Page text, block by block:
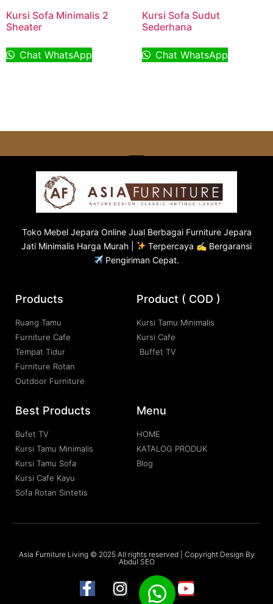
Kursi Sofa Minimalis 2
Sheater
Chat WhatsApp
Kursi Sofa Sudut
Sederhana
Chat WhatsApp
Toko Mebel Jepara Online Jual Berbagai Furniture Jepara
Jati Minimalis Harga Murah |
Terpercaya ✍ Bergaransi
Pengiriman Cepat.
Products
Ruang Tamu
Furniture Cafe
Tempat Tidur
Furniture Rotan
Outdoor Furniture
Product ( COD )
Kursi Tamu Minimalis
Kursi Cafe
Buffet TV
Best Products
Bufet TV
Kursi Tamu Minimalis
Kursi Tamu Sofa
Kursi Cafe Kayu
Sofa Rotan Sintetis
Menu
HOME
KATALOG PRODUK
Blog
Asia Furniture Living © 2025 All rights reserved | Copyright Design By
Abdul SEO